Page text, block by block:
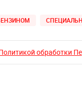
обработки